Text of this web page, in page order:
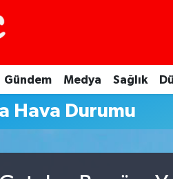
Gündem Medya Sağlık
Hava Durumu